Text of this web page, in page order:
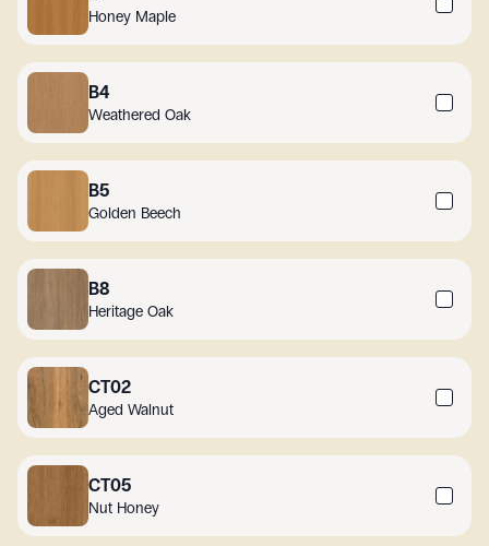
Honey Maple
B4
Weathered Oak
B5
Golden Beech
B8
Heritage Oak
CT02
Aged Walnut
CT05
Nut Honey